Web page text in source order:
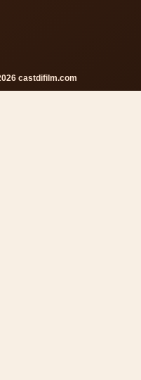
castdifilm.com